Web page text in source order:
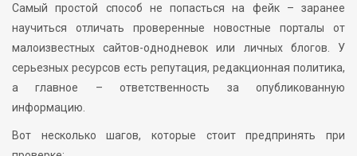
Самый простой способ не попасться на фейк – заранее
научиться отличать проверенные новостные порталы от
малоизвестных сайтов-однодневок или личных блогов. У
серьезных ресурсов есть репутация, редакционная политика,
а главное – ответственность за опубликованную
информацию.
Вот несколько шагов, которые стоит предпринять при